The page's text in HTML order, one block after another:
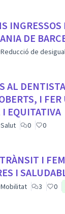
DE
Reducció de
AL
I
EQUITATIVA
Salut 0 0
I
I
Mobilitat 3 0